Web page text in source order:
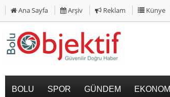
Ana Sayfa Arşiv Reklam Künye
BOLU SPOR GÜNDEM EKONOMİ